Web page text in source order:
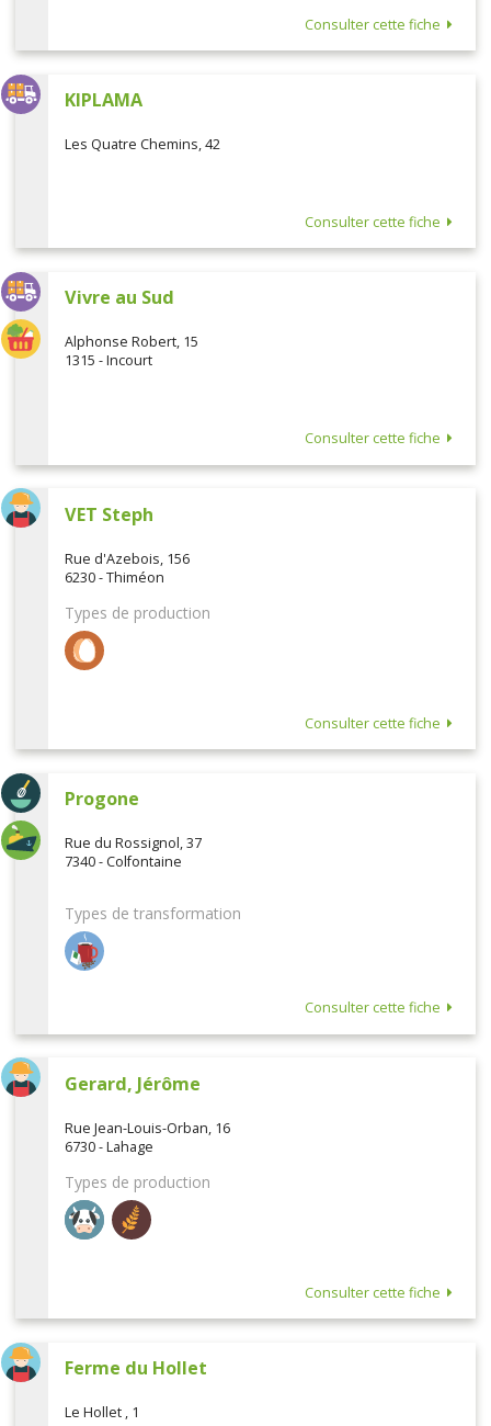
Consulter cette fiche
KIPLAMA
Les Quatre Chemins, 42
Consulter cette fiche
Vivre au Sud
Alphonse Robert, 15
1315 - Incourt
Consulter cette fiche
VET Steph
Rue d'Azebois, 156
6230 - Thiméon
Types de production
Consulter cette fiche
Progone
Rue du Rossignol, 37
7340 - Colfontaine
Types de transformation
Consulter cette fiche
Gerard, Jérôme
Rue Jean-Louis-Orban, 16
6730 - Lahage
Types de production
Consulter cette fiche
Ferme du Hollet
Le Hollet , 1